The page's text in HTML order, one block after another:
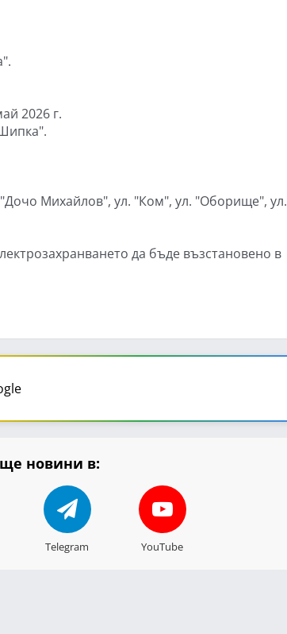
2026 г.
"Дочо Михайлов", ул. "Ком", ул. "Оборище", ул.
да бъде възстановено в
новини в:
Telegram YouTube